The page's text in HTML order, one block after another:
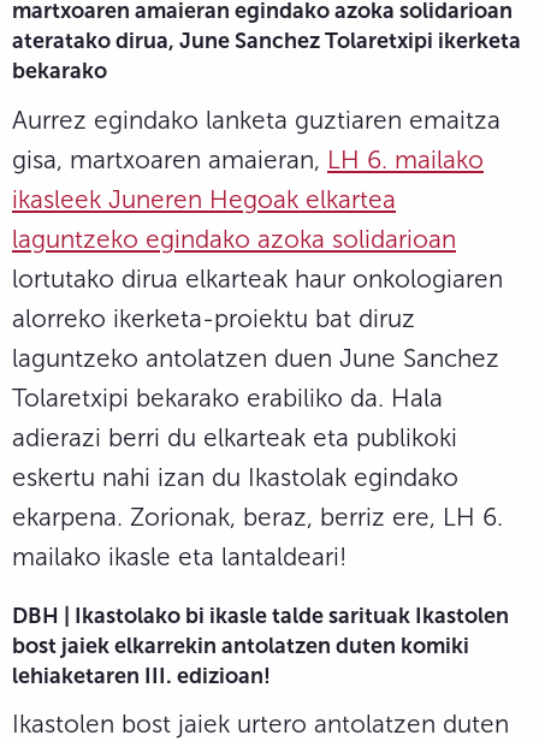
martxoaren amaieran egindako azoka solidarioan
ateratako dirua, June Sanchez Tolaretxipi ikerketa
bekarako
Aurrez egindako lanketa guztiaren emaitza
gisa, martxoaren amaieran, LH 6. mailako
ikasleek Juneren Hegoak elkartea
laguntzeko egindako azoka solidarioan
lortutako dirua elkarteak haur onkologiaren
alorreko ikerketa-proiektu bat diruz
laguntzeko antolatzen duen June Sanchez
Tolaretxipi bekarako erabiliko da. Hala
adierazi berri du elkarteak eta publikoki
eskertu nahi izan du Ikastolak egindako
ekarpena. Zorionak, beraz, berriz ere, LH 6.
mailako ikasle eta lantaldeari!
DBH | Ikastolako bi ikasle talde sarituak Ikastolen
bost jaiek elkarrekin antolatzen duten komiki
lehiaketaren III. edizioan!
Ikastolen bost jaiek urtero antolatzen duten